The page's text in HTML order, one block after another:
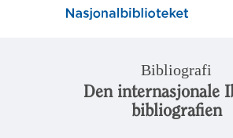
Bibliografi
Den internasjonale
bibliografien